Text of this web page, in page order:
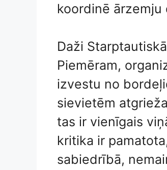
koordinē ārzemju
Daži
Piemēram,
izvestu no
sievietēm
tas ir vienīgais
kritika ir
sabiedrībā,